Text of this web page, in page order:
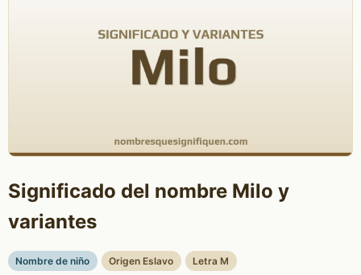
Significado del nombre Milo y
variantes
Nombre de niño Origen Eslavo Letra M